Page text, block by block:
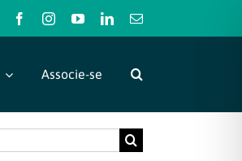
FacebookInstagramYouTubeLinkedIn
E-
Associe-se